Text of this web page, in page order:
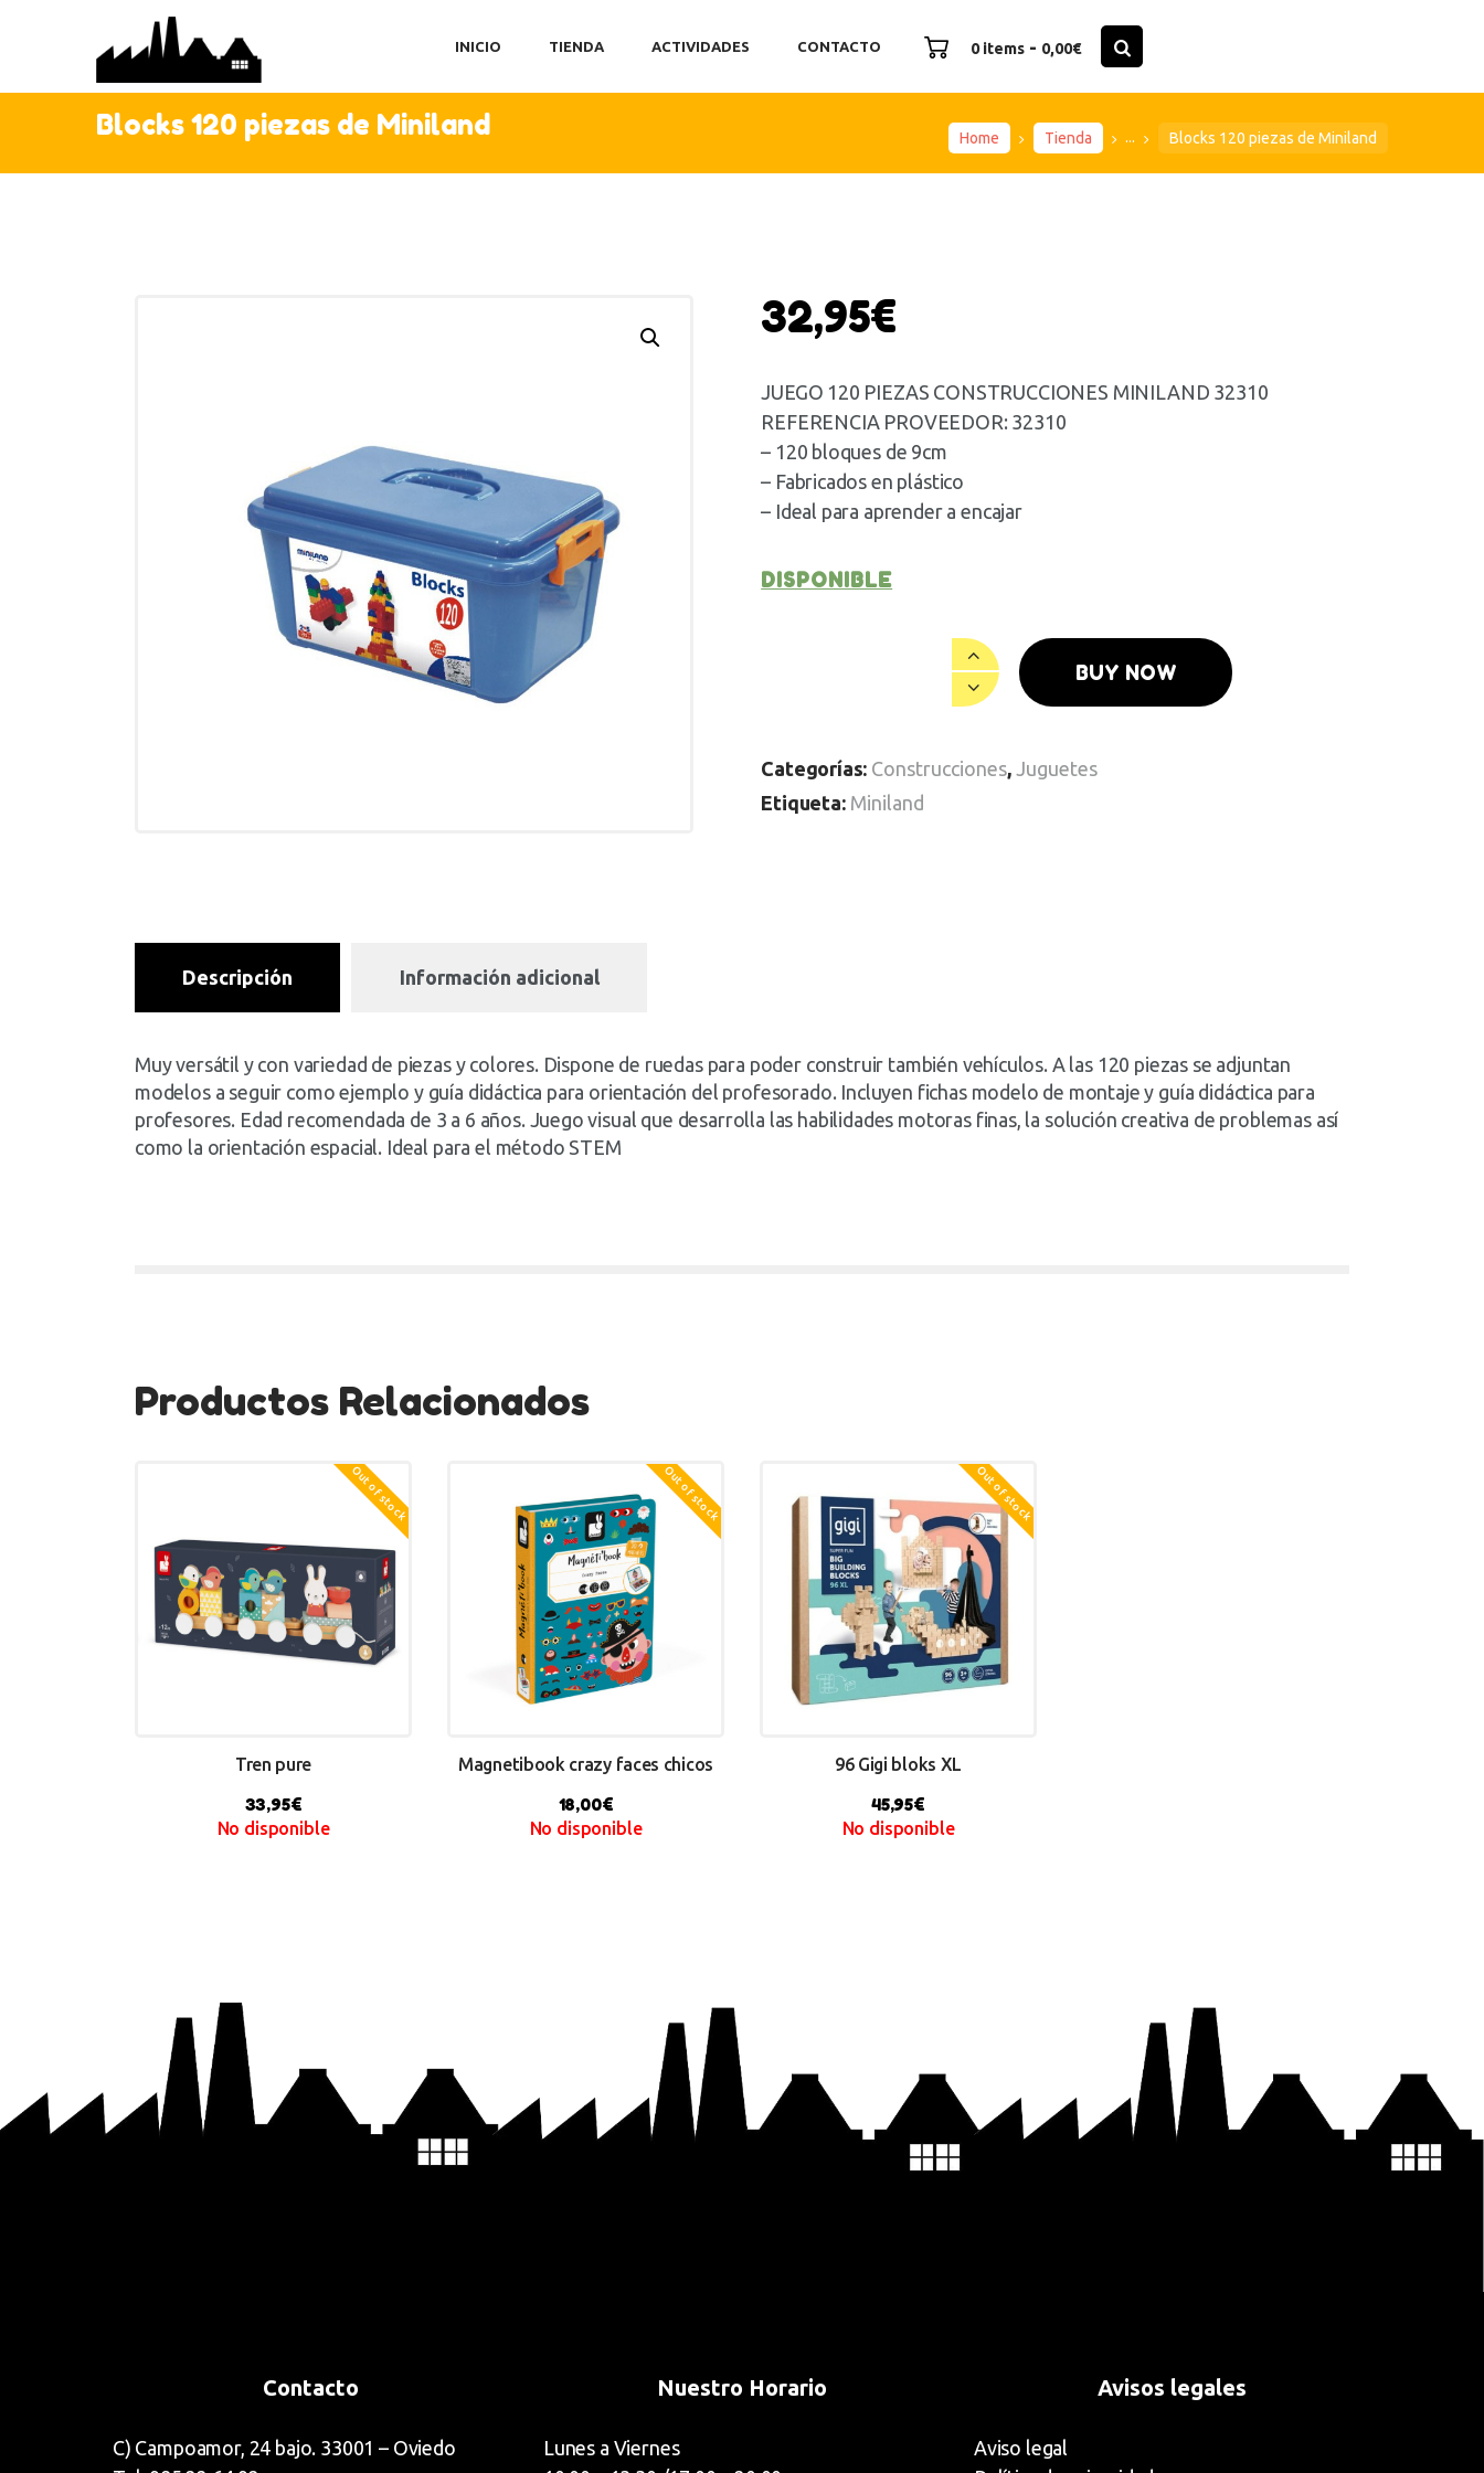
INICIO TIENDA ACTIVIDADES CONTACTO 0 items - 0,00€
Blocks 120 piezas de Miniland Home Tienda ... Blocks 120 piezas de Miniland
TIENDA
ACTIVIDADES
CONTACTO
32,95€
JUEGO 120 PIEZAS CONSTRUCCIONES MINILAND 32310
REFERENCIA PROVEEDOR: 32310
– 120 bloques de 9cm
– Fabricados en plástico
– Ideal para aprender a encajar
DISPONIBLE
BUY NOW
Categorías: Construcciones, Juguetes
Etiqueta: Miniland
Descripción Información adicional
Muy versátil y con variedad de piezas y colores. Dispone de ruedas para poder construir también vehículos. A las 120 piezas se adjuntan
modelos a seguir como ejemplo y guía didáctica para orientación del profesorado. Incluyen fichas modelo de montaje y guía didáctica para
profesores. Edad recomendada de 3 a 6 años. Juego visual que desarrolla las habilidades motoras finas, la solución creativa de problemas así
como la orientación espacial. Ideal para el método STEM
Productos Relacionados
Out of stock
Tren pure
33,95€
No disponible
Out of stock
Magnetibook crazy faces chicos
18,00€
No disponible
Out of stock
96 Gigi bloks XL
45,95€
No disponible
Contacto
C) Campoamor, 24 bajo. 33001 – Oviedo
Nuestro Horario
Lunes a Viernes
Avisos legales
Aviso legal